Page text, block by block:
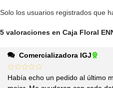
5 valoraciones en Caja Floral
Comercializadora IGJ
Había echo un pedido al último
Solo los usuarios registrados que